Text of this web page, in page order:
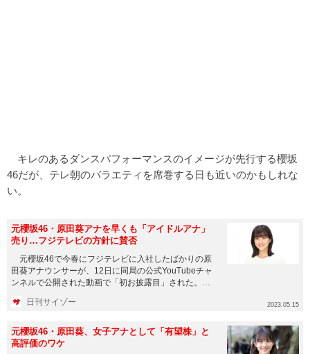
キレのあるダンスパフォーマンスのイメージが先行する櫻坂
46だが、テレ朝のバラエティを席巻する日も近いのかもしれな
い。
元櫻坂46・原田葵アナを早くも「アイドルアナ」
売り…フジテレビの方針に賛否
元櫻坂46で今春にフジテレビに入社したばかりの原
田葵アナウンサーが、12日に同局の公式YouTubeチャ
ンネルで公開された動画で「初お披露目」された。握
日刊サイゾー 2023.05.15
元櫻坂46・原田葵、女子アナとして「有望株」と
高評価のワケ